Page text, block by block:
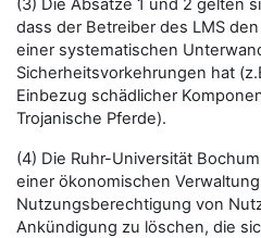
(3) Die Absätze 1 und 2 gelten
dass der Betreiber des LMS
einer systematischen
Sicherheitsvorkehrungen hat
Einbezug schädlicher
Trojanische Pferde).
(4) Die Ruhr-Universität
einer ökonomischen
Nutzungsberechtigung von
Ankündigung zu löschen, die